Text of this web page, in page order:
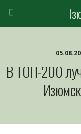
В ТОП-200